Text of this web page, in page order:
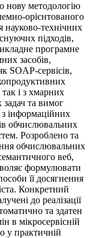
нову методологію
орієнтованого
науково-технічних
підходів,
програмне
засобів,
SOAP-сервісів,
і з хмарних
задач та вимог
інформаційних
обчислювальних
Розроблено та
обчислювальних
веб,
формулювати
її досягнення
Конкретний
до реалізації
та здатен
в мікросервісній
у практичній